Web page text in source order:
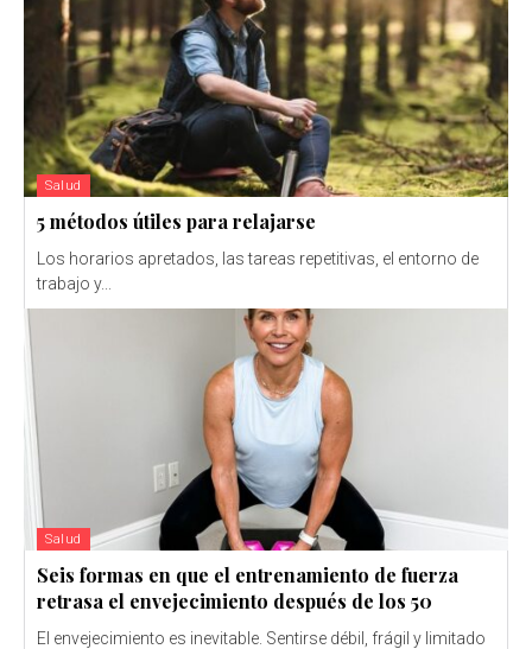
Salud
5 métodos útiles para relajarse
Los horarios apretados, las tareas repetitivas, el entorno de
trabajo y...
Salud
Seis formas en que el entrenamiento de fuerza
retrasa el envejecimiento después de los 50
El envejecimiento es inevitable. Sentirse débil, frágil y limitado